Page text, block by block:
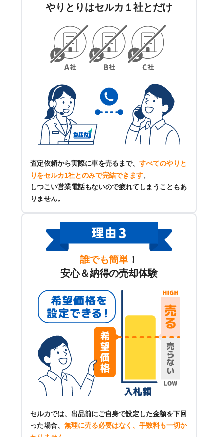
やりとりはセルカ１社とだけ
査定依頼から実際に車を売るまで、 すべてのやりと
りをセルカ1社とのみで完結できます。
しつこい営業電話もないので疲れてしまうこともあ
りません。
誰でも簡単 ！
安心＆納得の売却体験
セルカでは、出品前にご自身で設定した金額を下回
った場合、 無理に売る必要はなく、手数料も一切か